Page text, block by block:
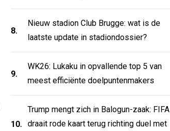
8.
Nieuw stadion Club Brugge: wat is de
laatste update in stadiondossier?
9.
WK26: Lukaku in opvallende top 5 van
meest efficiënte doelpuntenmakers
10.
Trump mengt zich in Balogun-zaak: FIFA
draait rode kaart terug richting duel met